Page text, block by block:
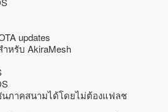
updates
ำหรับ AkiraMesh
ภาคสนามได้โดยไม่ต้องแฟลช